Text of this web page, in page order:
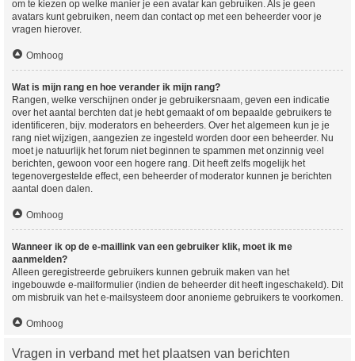
om te kiezen op welke manier je een avatar kan gebruiken. Als je geen
avatars kunt gebruiken, neem dan contact op met een beheerder voor je
vragen hierover.
Omhoog
Wat is mijn rang en hoe verander ik mijn rang?
Rangen, welke verschijnen onder je gebruikersnaam, geven een indicatie
over het aantal berchten dat je hebt gemaakt of om bepaalde gebruikers te
identificeren, bijv. moderators en beheerders. Over het algemeen kun je je
rang niet wijzigen, aangezien ze ingesteld worden door een beheerder. Nu
moet je natuurlijk het forum niet beginnen te spammen met onzinnig veel
berichten, gewoon voor een hogere rang. Dit heeft zelfs mogelijk het
tegenovergestelde effect, een beheerder of moderator kunnen je berichten
aantal doen dalen.
Omhoog
Wanneer ik op de e-maillink van een gebruiker klik, moet ik me
aanmelden?
Alleen geregistreerde gebruikers kunnen gebruik maken van het
ingebouwde e-mailformulier (indien de beheerder dit heeft ingeschakeld). Dit
om misbruik van het e-mailsysteem door anonieme gebruikers te voorkomen.
Omhoog
Vragen in verband met het plaatsen van berichten